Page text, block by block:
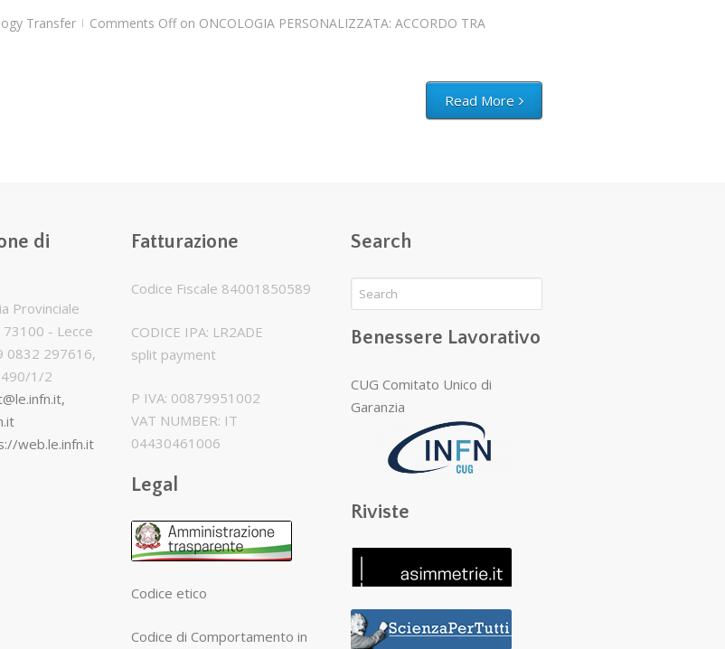
Transfer | Comments Offon ONCOLOGIA PERSONALIZZATA: ACCORDO TRA
Read More
di
Provinciale
- Lecce
0832 297616,
1/2
web.le.infn.it
Fatturazione
Codice Fiscale 84001850589
CODICE IPA: LR2ADE
split payment
P IVA: 00879951002
VAT NUMBER: IT
04430461006
Legal
Codice etico
Codice di Comportamento in
Search
Benessere Lavorativo
CUG Comitato Unico di
Garanzia
Riviste